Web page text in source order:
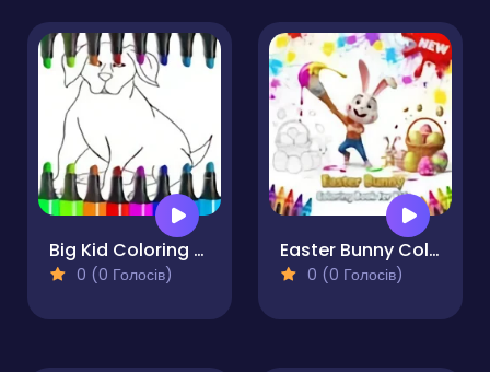
Big Kid Coloring Pages
0 (0 Голосів)
Easter Bunny Coloring Book for Kids
0 (0 Голосів)